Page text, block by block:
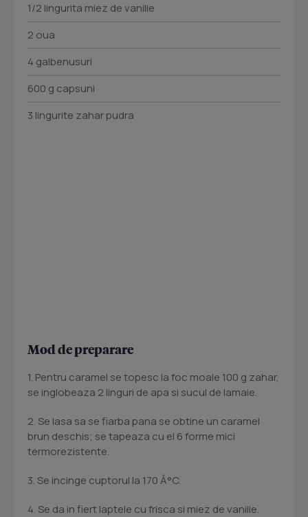
1/2 lingurita miez de vanilie
2 oua
4 galbenusuri
600 g capsuni
3 lingurite zahar pudra
Mod de preparare
1. Pentru caramel se topesc la foc moale 100 g zahar,
se inglobeaza 2 linguri de apa si sucul de lamaie.
2. Se lasa sa se fiarba pana se obtine un caramel
brun deschis; se tapeaza cu el 6 forme mici
termorezistente.
3. Se incinge cuptorul la 170 Â°C.
4. Se da in fiert laptele cu frisca si miez de vanilie.